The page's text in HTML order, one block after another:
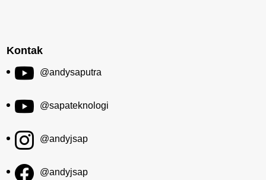
Kontak
@andysaputra
@sapateknologi
@andyjsap
@andyjsap